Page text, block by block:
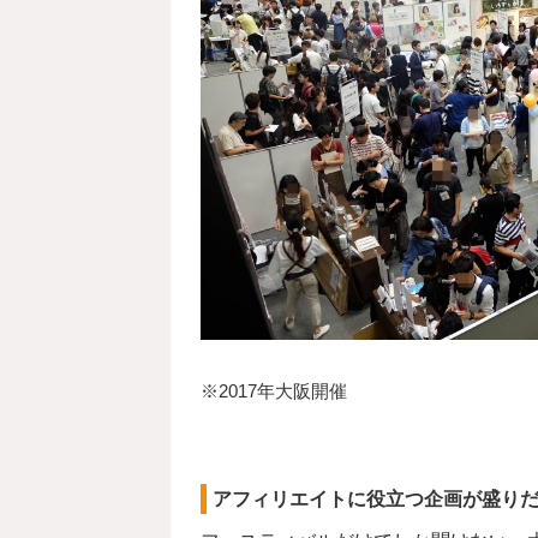
※2017年大阪開催
アフィリエイトに役立つ企画が盛り